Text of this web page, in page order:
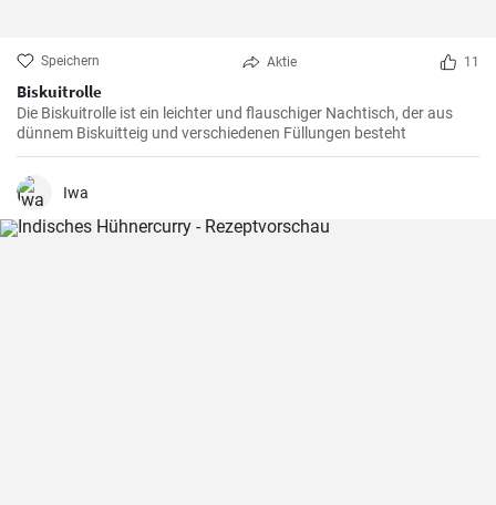
Speichern Aktie 11
Biskuitrolle
Die Biskuitrolle ist ein leichter und flauschiger Nachtisch, der aus
dünnem Biskuitteig und verschiedenen Füllungen besteht
Iwa